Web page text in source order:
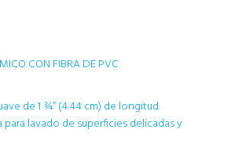
CON FIBRA DE PVC
de 1 ¾” (4.44 cm) de longitud.
lavado de superficies delicadas y